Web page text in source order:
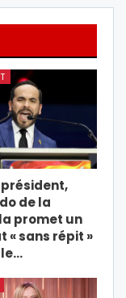
de la
promet un
« sans répit »